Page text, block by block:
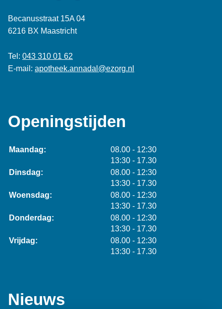
Becanusstraat 15A 04
6216 BX Maastricht
Tel: 043 310 01 62
E-mail: apotheek.annadal@ezorg.nl
Openingstijden
Maandag: 08.00 tot
- 12:30
13:30 tot
- 17.30
Dinsdag:
08.00 tot
- 12:30
13:30 tot
- 17.30
Woensdag:
08.00 tot
- 12:30
13:30 tot
- 17.30
Donderdag:
08.00 tot
- 12:30
13:30 tot
- 17.30
Vrijdag:
08.00 tot
- 12:30
13:30 tot
- 17.30
Nieuws